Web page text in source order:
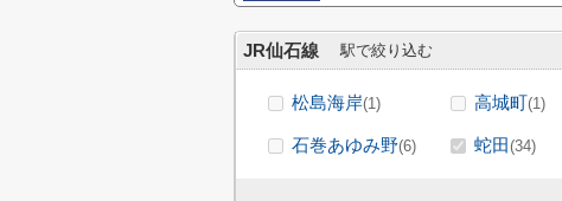
JR仙石線 駅で絞り込む
松島海岸(1) 高城町(1)
石巻あゆみ野(6) 蛇田(34)